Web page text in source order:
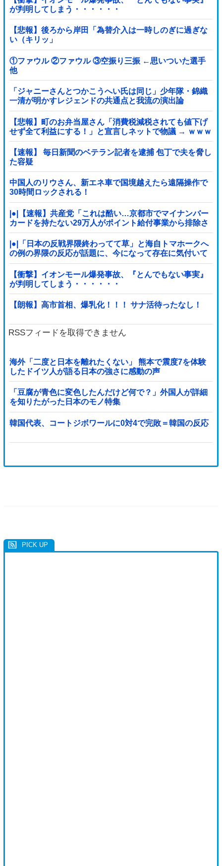
が判明してしまう・・・・・・
【悲報】後ろから岸田「為替介入は一時しのぎに過ぎな
い（キリッ」
①ファウル ②ファウル ③空振り三振 ←思いついた選手
他
「ジャニーさんとつかこうへい氏は同じ」少年隊・錦織
一清が明かすレジェンドの共通点と我流の演出論
【悲報】町のお弁当屋さん「消費税減税されても値下げ
せず全て利益にする！」と宣言しネットで物議 → ｗｗｗ
ｗｗｗｗｗｗｗｗｗｗｗ
【速報】 毎日新聞のベテラン記者を逮捕 包丁で夫を脅し
た容疑
中国人のリウさん、新エネ車で国境越えたら遠隔操作で
30時間ロックされる！
|●|【速報】共産党「これは酷い…京都市でマイナンバー
カードを持たない29万人がポイント給付事業から排除さ
れた」
|●|「日本の反戦界隈終わってて草」と海自トマホークへ
の例の界隈の反応が話題に、今になって存在に気付いて
しまった結果……
【衝撃】イオンモール爆発事故、『とんでもない事実』
が判明してしまう・・・・・・
【朗報】高市首相、爆乳化！！！ サナ活待ったなし！
RSSフィードを取得できません
海外「二度と日本を離れたくない」 熊本で震度7を体験
したドイツ人が語る日本の強さに感動の声
「豆腐が青色に変色したんだけど何で？」外国人が詳細
を知りたがった日本のモノ特集
韓国代表、コートジボワールに0対4で完敗＝韓国の反応